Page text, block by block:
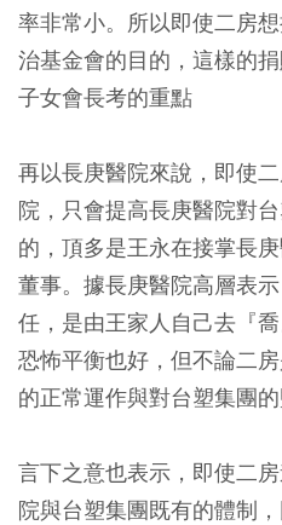
率非常小。所以即使二房
治基金會的目的，這樣的
子女會長考的重點
再以長庚醫院來說，即使
院，只會提高長庚醫院對
的，頂多是王永在接掌長
董事。據長庚醫院高層表
任，是由王家人自己去『
恐怖平衡也好，但不論二
的正常運作與對台塑集團的
言下之意也表示，即使二
院與台塑集團既有的體制